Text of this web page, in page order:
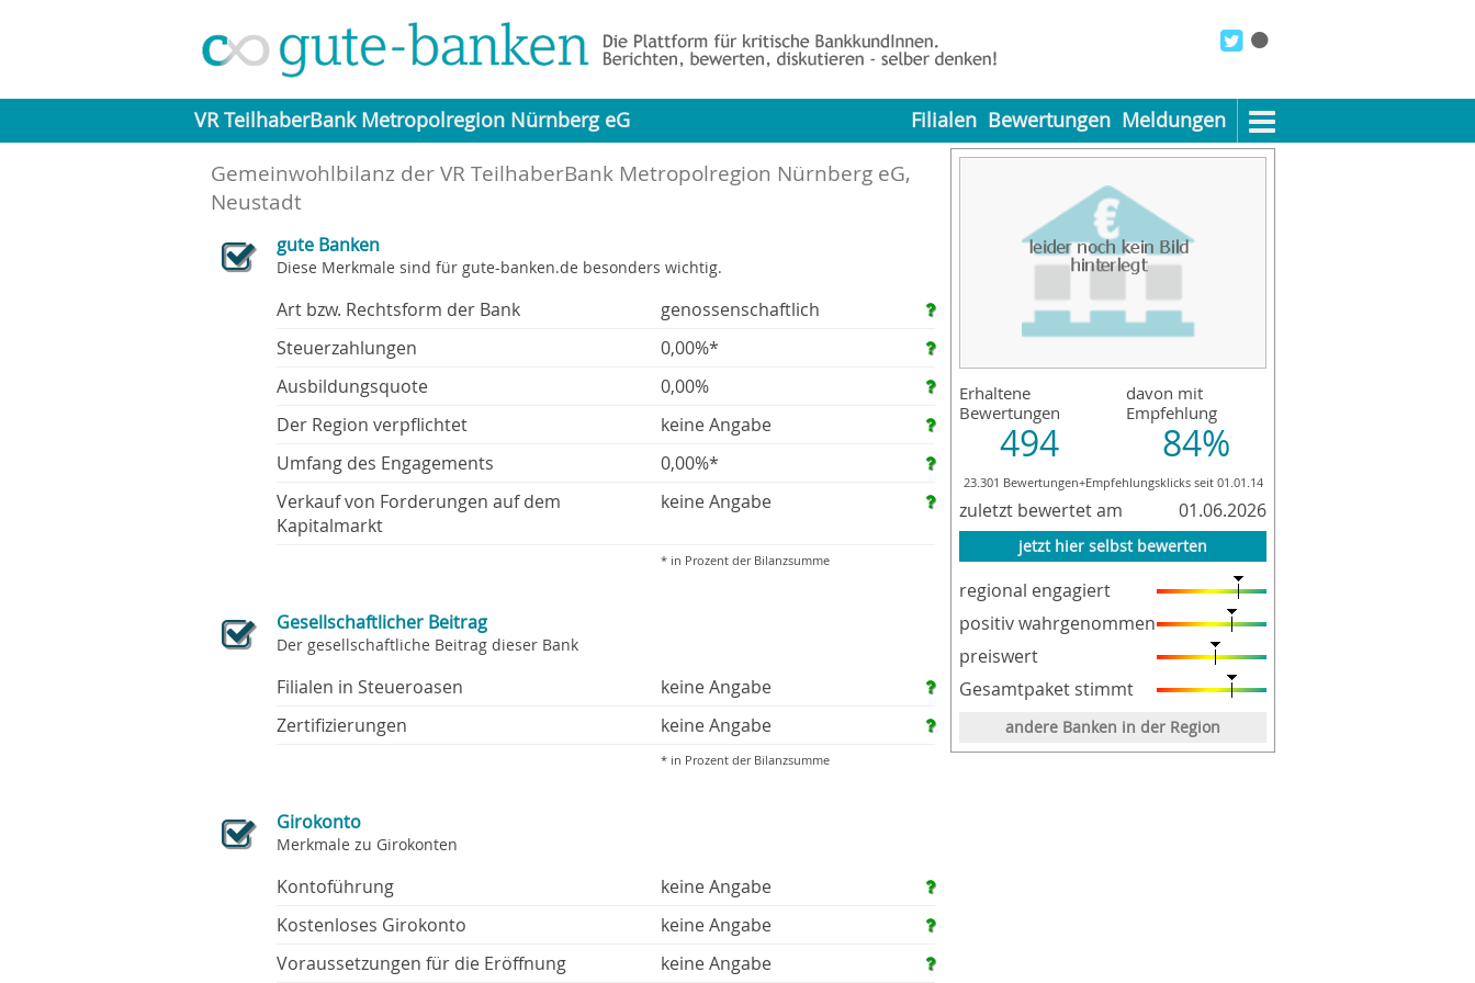
VR TeilhaberBank Metropolregion Nürnberg eG Filialen Bewertungen Meldungen
Erhaltene
Bewertungen
494
davon mit
Empfehlung
84%
23.301 Bewertungen+Empfehlungsklicks seit 01.01.14
zuletzt bewertet am 01.06.2026
jetzt hier selbst bewerten
regional engagiert
positiv wahrgenommen
preiswert
Gesamtpaket stimmt
andere Banken in der Region
Gemeinwohlbilanz der VR TeilhaberBank Metropolregion Nürnberg eG,
Neustadt
gute Banken
Diese Merkmale sind für gute-banken.de besonders wichtig.
Art bzw. Rechtsform der Bank
genossenschaftlich
Steuerzahlungen
0,00%*
Ausbildungsquote
0,00%
Der Region verpflichtet
keine Angabe
Umfang des Engagements
0,00%*
Verkauf von Forderungen auf dem
Kapitalmarkt
keine Angabe
* in Prozent der Bilanzsumme
Gesellschaftlicher Beitrag
Der gesellschaftliche Beitrag dieser Bank
Filialen in Steueroasen
keine Angabe
Zertifizierungen
keine Angabe
* in Prozent der Bilanzsumme
Girokonto
Merkmale zu Girokonten
Kontoführung
keine Angabe
Kostenloses Girokonto
keine Angabe
Voraussetzungen für die Eröffnung
keine Angabe